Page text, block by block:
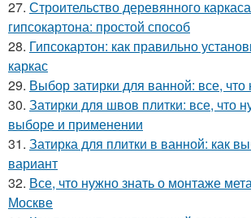
27. Строительство деревянного
гипсокартона: простой способ
28. Гипсокартон: как правильно
каркас
29. Выбор затирки для ванной: все, что
30. Затирки для швов плитки: все, что
выборе и применении
31. Затирка для плитки в ванной: как
вариант
32. Все, что нужно знать о монтаже
Москве